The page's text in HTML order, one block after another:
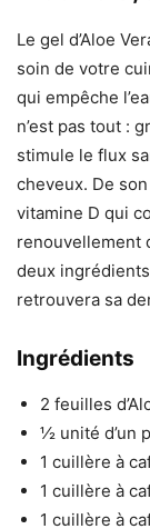
Le gel d’Aloe
soin de votre
qui empêche
n’est pas tout :
stimule le flux
cheveux. De son
vitamine D qui
renouvellement
deux
retrouvera sa
Ingrédients
2 feuilles
½ unité d’un
1 cuillère à
1 cuillère à
1 cuillère à